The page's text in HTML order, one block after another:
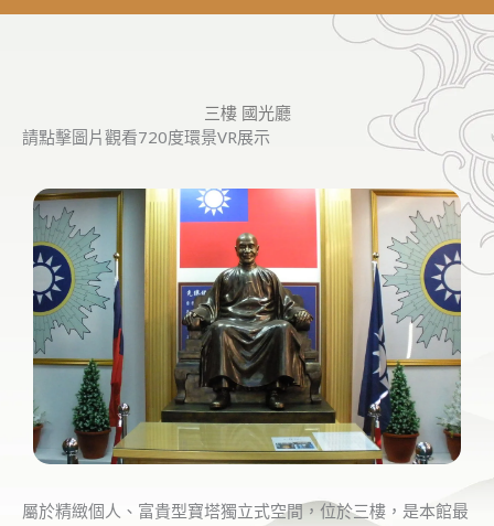
三樓 國光廳
請點擊圖片觀看720度環景VR展示
屬於精緻個人、富貴型寶塔獨立式空間，位於三樓，是本館最